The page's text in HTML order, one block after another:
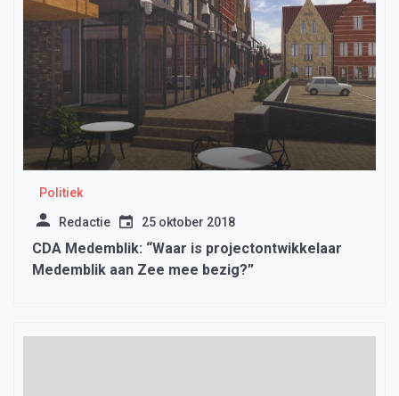
Politiek
Redactie 25 oktober 2018
CDA Medemblik: “Waar is projectontwikkelaar
Medemblik aan Zee mee bezig?”